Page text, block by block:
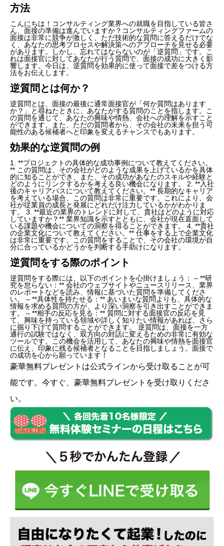
方法
こんにちは！コンサルティング業界への就職を目指している皆さ
ん、面接の準備は進んでいますか？コンサルティングファームの
面接は非常に競争が激しく、ただ技術的な質問に答えるだけでな
く、あなたの思考プロセスや解決策へのアプローチを見せる必要
があります。しかし、忘れてはならないのが「逆質問」です。こ
れは面接官に対してあなたが行う質問で、面接の成功に大きく影
響します。今日は、逆質問を効果的に使って面接で差をつける方
法をお伝えします。
逆質問とは何か？
逆質問とは、面接の最後に通常面接官が「何か質問はあります
か？」と尋ねたときに、あなたがする質問のことを指します。こ
の質問を通じて、あなたの興味や情熱、会社への理解を示すこと
ができます。また、ただの質問者から、その会社の未来を担う可
能性のある候補者へと印象を変えるチャンスでもあります。
効果的な逆質問の例
1. **プロジェクトの具体的な成功事例について教えてください。
** この質問は、その会社がどのような成果を上げているかを具体
的に知ることができ、また、その成功があなたのスキルや経験と
どのようにリンクするかを考える良い機会になります。 2. **入社
後のキャリアパスについて教えてください。** 長期的なキャリア
を考えている場合、この質問は非常に重要です。これにより、会
社が従業員の成長と発展にどれだけ注力しているかがわかりま
す。 3. **最近の業界のトレンドに対して、貴社はどのように対応
していますか？** 業界知識を示すとともに、会社が現在直面して
いる課題や機会についての洞察を得ることができます。 4. **貴社
の企業文化について教えてください。** 仕事をする上で企業文化
は非常に重要です。この質問をすることで、その会社の環境が自
分に合っているかどうかを判断する手助けになります。
逆質問をする際のポイント
逆質問をする際には、以下のポイントを心掛けましょう： – **研
究を怠らない：** 会社のウェブサイトやニュースリリース、業界
のレポートなどを読み、情報に基づいた質問を準備してくださ
い。 – **具体性を持たせる：** あいまいな質問よりも、具体的な
情報を求める質問の方が、より深い洞察を引き出すことができま
す。 – **相手の反応を見る：** 質問に対する面接官の反応を見
て、興味を持っている領域や詳しく知りたい情報があれば、さら
に掘り下げて質問することができます。 逆質問は、面接を一方
通行の試験ではなく、双方向の対話に変えるための非常に有効な
ツールです。この機会を活用して、あなたの興味や情熱を面接官
に伝え、印象に残る候補者となることを目指しましょう。面接で
の成功を心から願っています！
豪華無料プレゼントは公式ラインから受け取ることが可
能です。今すぐ、豪華無料プレゼントを受け取りくださ
い。